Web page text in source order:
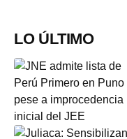
LO ÚLTIMO